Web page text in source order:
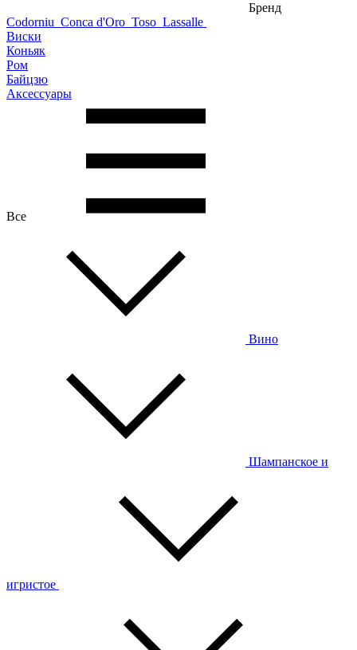
Бренд
Codorniu Conca d'Oro Toso Lassalle
Виски
Коньяк
Ром
Байцзю
Аксессуары
Все
Вино
Шампанское и
игристое